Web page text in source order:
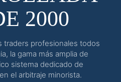
2000
traders profesionales todos
la gama más amplia de
sistema dedicado de
el arbitraje minorista.